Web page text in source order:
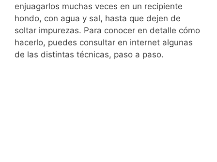
enjuagarlos muchas veces en un recipiente
hondo, con agua y sal, hasta que dejen de
soltar impurezas. Para conocer en detalle cómo
hacerlo, puedes consultar en internet algunas
de las distintas técnicas, paso a paso.